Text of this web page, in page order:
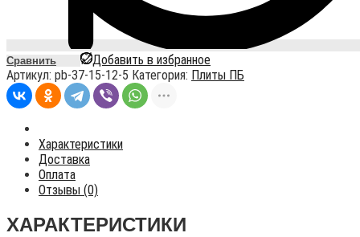
Сравнить
Добавить в избранное
Артикул: pb-37-15-12-5 Категория: Плиты ПБ
Характеристики
Доставка
Оплата
Отзывы (0)
ХАРАКТЕРИСТИКИ